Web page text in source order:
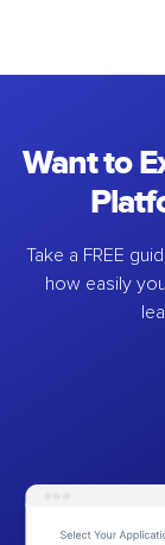
Want to
Take a FREE
how easily